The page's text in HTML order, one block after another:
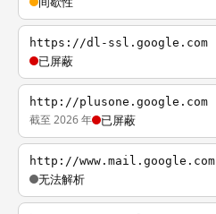
https://dl-ssl.google.com
已屏蔽
http://plusone.google.com
截至 2026 年 已屏蔽
http://www.mail.google.com
无法解析